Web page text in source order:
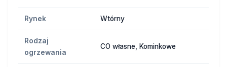
Rynek Wtórny
Rodzaj
ogrzewania
CO własne, Kominkowe